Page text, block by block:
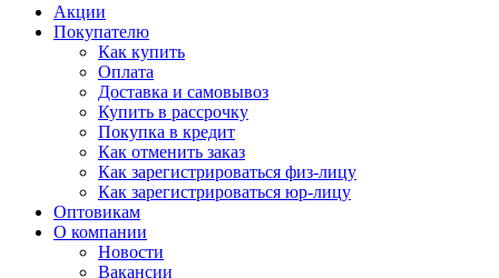
Акции
Покупателю
Как купить
Оплата
Доставка и самовывоз
Купить в рассрочку
Покупка в кредит
Как отменить заказ
Как зарегистрироваться физ-лицу
Как зарегистрироваться юр-лицу
Оптовикам
О компании
Новости
Вакансии